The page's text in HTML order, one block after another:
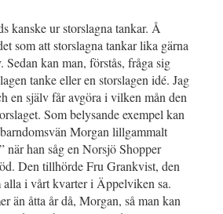
kanske ur storslagna tankar. Å
som att storslagna tankar lika gärna
kan man, förstås, fråga sig
tanke eller en storslagen idé. Jag
en själv får avgöra i vilken mån den
Som belysande exempel kan
Morgan lillgammalt
när han såg en Norsjö Shopper
Den tillhörde Fru Grankvist, den
alla i vårt kvarter i Äppelviken sa.
än åtta år då, Morgan, så man kan